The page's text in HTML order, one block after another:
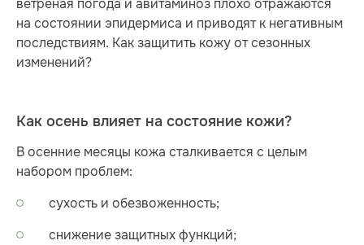
ветреная погода и авитаминоз плохо отражаются
на состоянии эпидермиса и приводят к негативным
последствиям. Как защитить кожу от сезонных
изменений?
Как осень влияет на состояние кожи?
В осенние месяцы кожа сталкивается с целым
набором проблем:
сухость и обезвоженность;
снижение защитных функций;